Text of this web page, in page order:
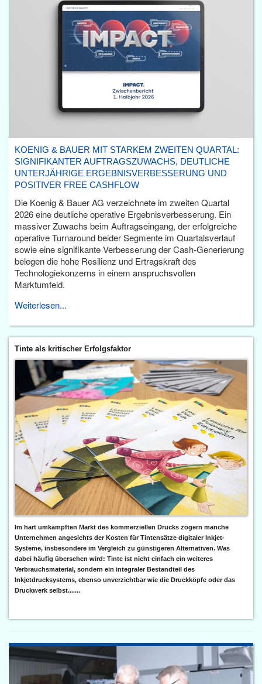
KOENIG & BAUER MIT STARKEM ZWEITEN QUARTAL:
SIGNIFIKANTER AUFTRAGSZUWACHS, DEUTLICHE
UNTERJÄHRIGE ERGEBNISVERBESSERUNG UND
POSITIVER FREE CASHFLOW
Die Koenig & Bauer AG verzeichnete im zweiten Quartal
2026 eine deutliche operative Ergebnisverbesserung. Ein
massiver Zuwachs beim Auftragseingang, der erfolgreiche
operative Turnaround beider Segmente im Quartalsverlauf
sowie eine signifikante Verbesserung der Cash-Generierung
belegen die hohe Resilienz und Ertragskraft des
Technologiekonzerns in einem anspruchsvollen
Marktumfeld.
Weiterlesen...
Tinte als kritischer Erfolgsfaktor
Im hart umkämpften Markt des kommerziellen Drucks zögern manche
Unternehmen angesichts der Kosten für Tintensätze digitaler Inkjet-
Systeme, insbesondere im Vergleich zu günstigeren Alternativen. Was
dabei häufig übersehen wird: Tinte ist nicht einfach ein weiteres
Verbrauchsmaterial, sondern ein integraler Bestandteil des
Inkjetdrucksystems, ebenso unverzichtbar wie die Druckköpfe oder das
Druckwerk selbst.......